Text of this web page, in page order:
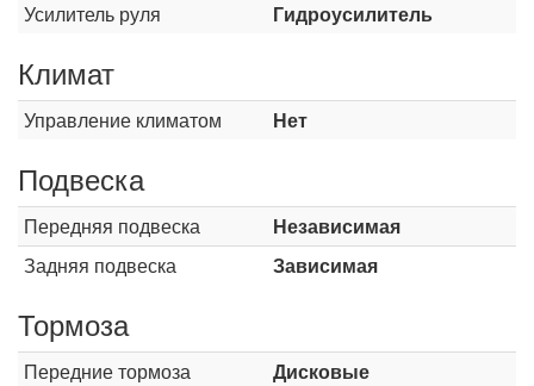
Усилитель руля Гидроусилитель
Климат
Управление климатом Нет
Подвеска
Передняя подвеска
Независимая
Задняя подвеска
Зависимая
Тормоза
Передние тормоза
Дисковые